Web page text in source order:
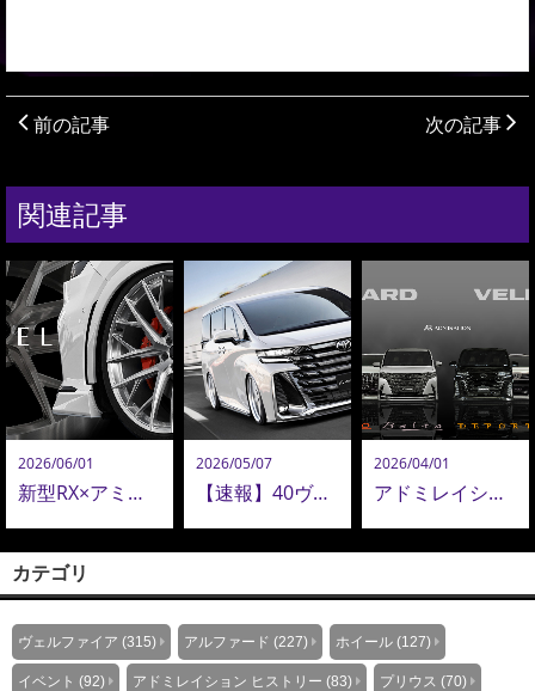
前の記事 次の記事
関連記事
2026/06/01
新型RX×アミスタット新作24インチ鍛造ホイールが圧巻！新型アルヴェル・LM用22インチも追加決定！
2026/05/07
【速報】40ヴェルファイア コンプリートオーダー再開！ADMIRATION 40ヴェルファイア 最新カスタム公開！
2026/04/01
アドミレイションがおすすめする、アルファード＆ヴェルファイア エアロパーツコレクション
カテゴリ
ヴェルファイア (315) アルファード (227) ホイール (127)
イベント (92) アドミレイション ヒストリー (83) プリウス (70)